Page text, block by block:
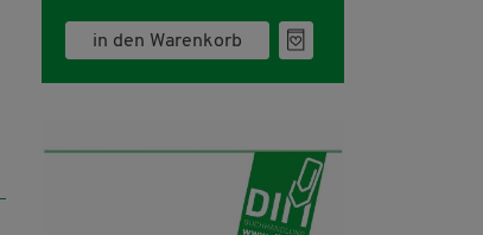
in den Warenkorb